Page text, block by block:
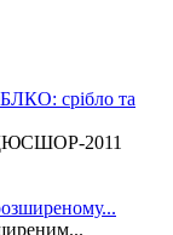
срібло та
2011